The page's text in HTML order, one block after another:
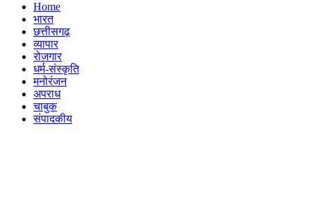
Home
भारत
छत्तीसगढ़
व्यापार
रोजगार
धर्म-संस्कृति
मनोरंजन
अपराध
चाबुक
संपादकीय